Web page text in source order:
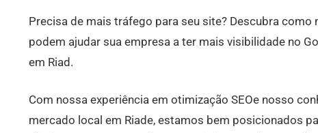
Precisa de mais tráfego para seu site? Descubra como
podem ajudar sua empresa a ter mais visibilidade no
em Riad.
Com nossa experiência em otimização SEOe nosso
mercado local em Riade, estamos bem posicionados